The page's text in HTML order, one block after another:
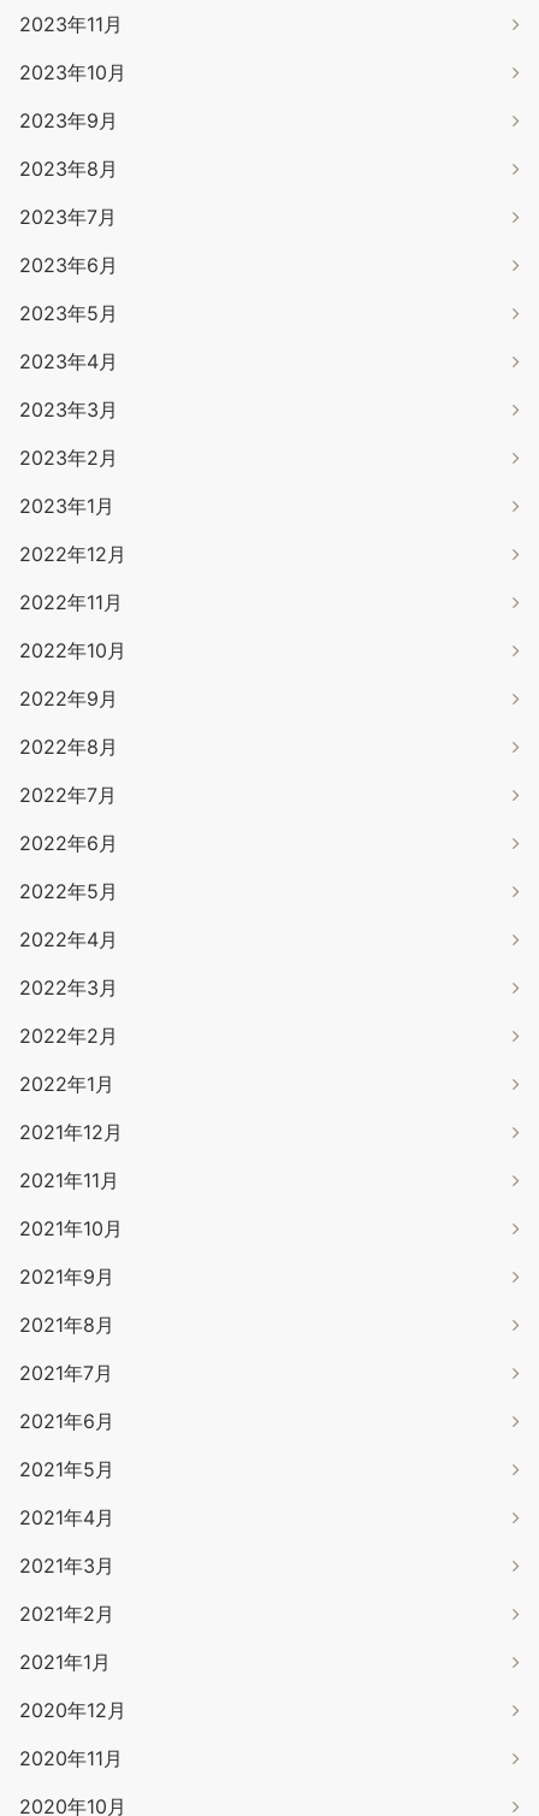
2023年11月
2023年10月
2023年9月
2023年8月
2023年7月
2023年6月
2023年5月
2023年4月
2023年3月
2023年2月
2023年1月
2022年12月
2022年11月
2022年10月
2022年9月
2022年8月
2022年7月
2022年6月
2022年5月
2022年4月
2022年3月
2022年2月
2022年1月
2021年12月
2021年11月
2021年10月
2021年9月
2021年8月
2021年7月
2021年6月
2021年5月
2021年4月
2021年3月
2021年2月
2021年1月
2020年12月
2020年11月
2020年10月